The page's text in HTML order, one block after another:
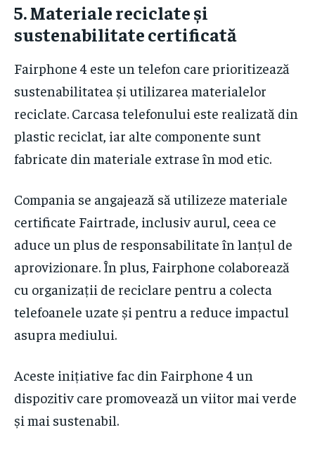
5.Materiale reciclate și
sustenabilitate certificată
Fairphone 4 este un telefon care prioritizează
sustenabilitatea și utilizarea materialelor
reciclate. Carcasa telefonului este realizată din
plastic reciclat, iar alte componente sunt
fabricate din materiale extrase în mod etic.
Compania se angajează să utilizeze materiale
certificate Fairtrade, inclusiv aurul, ceea ce
aduce un plus de responsabilitate în lanțul de
aprovizionare. În plus, Fairphone colaborează
cu organizații de reciclare pentru a colecta
telefoanele uzate și pentru a reduce impactul
asupra mediului.
Aceste inițiative fac din Fairphone 4 un
dispozitiv care promovează un viitor mai verde
și mai sustenabil.